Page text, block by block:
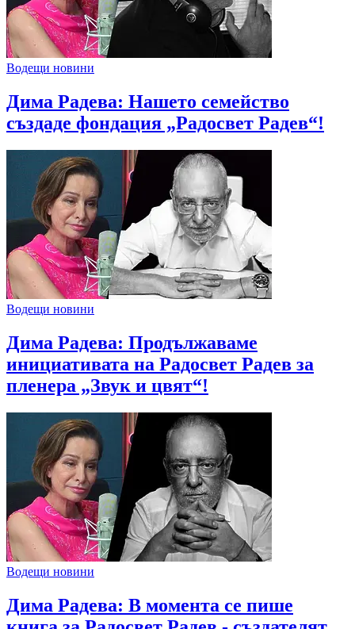
Водещи новини
Дима Радева: Нашето семейство
създаде фондация „Радосвет Радев“!
Водещи новини
Дима Радева: Продължаваме
инициативата на Радосвет Радев за
пленера „Звук и цвят“!
Водещи новини
Дима Радева: В момента се пише